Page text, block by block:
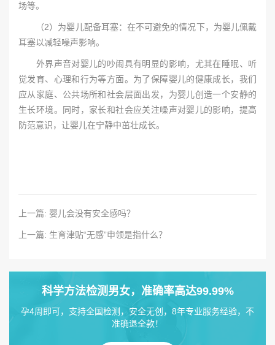
场等。
（2）为婴儿配备耳塞：在不可避免的情况下，为婴儿佩戴
耳塞以减轻噪声影响。
外界声音对婴儿的吵闹具有明显的影响，尤其在睡眠、听
觉发育、心理和行为等方面。为了保障婴儿的健康成长，我们
应从家庭、公共场所和社会层面出发，为婴儿创造一个安静的
生长环境。同时，家长和社会应关注噪声对婴儿的影响，提高
防范意识，让婴儿在宁静中茁壮成长。
上一篇: 婴儿会没有安全感吗？
上一篇: 生育津贴“无感”申领是指什么？
科学方法检测男女，准确率高达99.99%
孕4周即可，支持全国检测，安全无创，8年专业服务经验，不
准确退全款！